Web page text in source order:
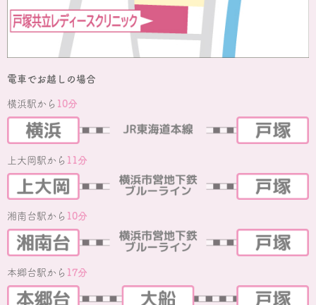
電車でお越しの場合
横浜駅から 10分
上大岡駅から 11分
湘南台駅から 10分
本郷台駅から 17分